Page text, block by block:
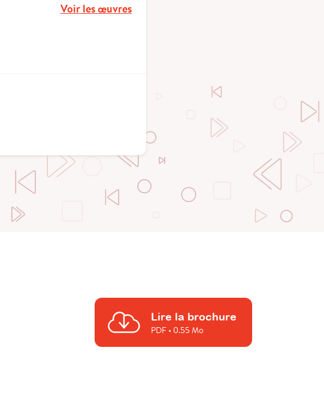
Voir les œuvres
Lire la brochure
PDF• 0.55 Mo